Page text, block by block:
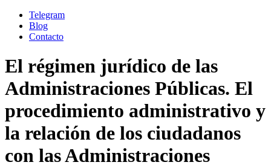
Telegram
Blog
Contacto
El régimen jurídico de las
Administraciones Públicas. El
procedimiento administrativo y
la relación de los ciudadanos
con las Administraciones